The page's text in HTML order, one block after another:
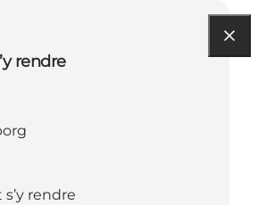
rendre
rendre